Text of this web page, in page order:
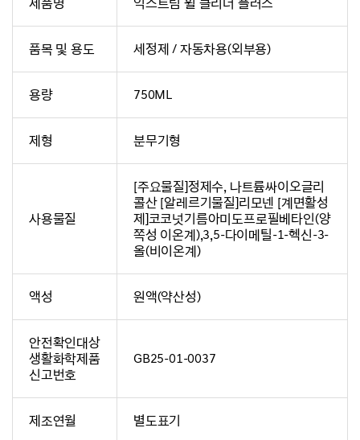
품목 및 용도 세정제 / 자동차용(외부용)
용량 750ML
제형 분무기형
사용물질
[주요물질]정제수, 나트륨싸이오글리
콜산 [알레르기물질]리모넨 [계면활성
제]코코넛기름아미도프로필베타인(양
쪽성 이온계),3,5-다이메틸-1-헥신-3-
올(비이온계)
액성 원액(약산성)
안전확인대상
생활화학제품
신고번호
GB25-01-0037
제조연월 별도표기